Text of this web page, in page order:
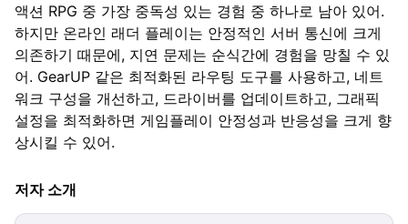
액션 RPG 중 가장 중독성 있는 경험 중 하나로 남아 있어.
하지만 온라인 래더 플레이는 안정적인 서버 통신에 크게
의존하기 때문에, 지연 문제는 순식간에 경험을 망칠 수 있
어. GearUP 같은 최적화된 라우팅 도구를 사용하고, 네트
워크 구성을 개선하고, 드라이버를 업데이트하고, 그래픽
설정을 최적화하면 게임플레이 안정성과 반응성을 크게 향
상시킬 수 있어.
저자 소개